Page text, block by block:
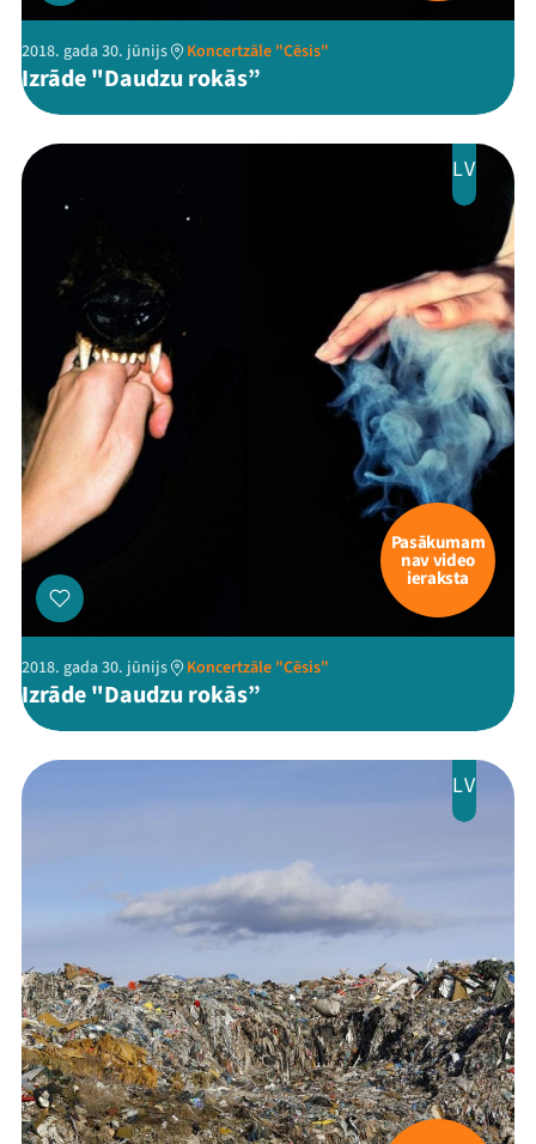
2018. gada 30. jūnijs Koncertzāle "Cēsis"
Izrāde "Daudzu rokās”
LV
Pasākumam
nav video
ieraksta
2018. gada 30. jūnijs Koncertzāle "Cēsis"
Izrāde "Daudzu rokās”
LV